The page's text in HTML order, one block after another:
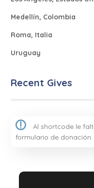
Medellín, Colombia
Roma, Italia
Uruguay
Recent Gives
Al shortcode le
formulario de donación.